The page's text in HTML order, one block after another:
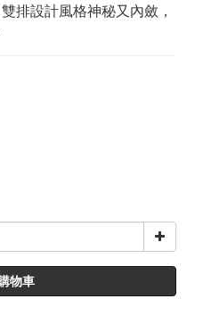
排設計風格神秘又內斂，
物車